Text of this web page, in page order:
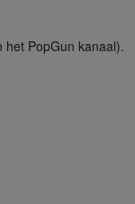
PopGun kanaal).